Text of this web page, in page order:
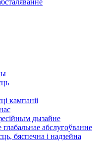
кампаніі
дызайне
глабальнае абслугоўванне
бяспечна і надзейна